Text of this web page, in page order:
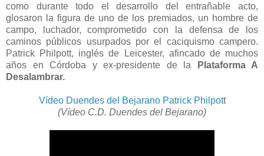
como durante todo el desarrollo del entrañable acto,
glosaron la figura de uno de los premiados, un hombre de
campo, luchador, comprometido con la defensa de los
caminos públicos usurpados por el caciquismo campero.
Patrick Philpott, inglés de Leicester, afincado de muchos
años en Córdoba y ex-presidente de la
Plataforma A
Desalambrar.
Vídeo Duendes del Bejarano Patrick Philpott
(Vídeo C.D. Duendes del Bejarano)